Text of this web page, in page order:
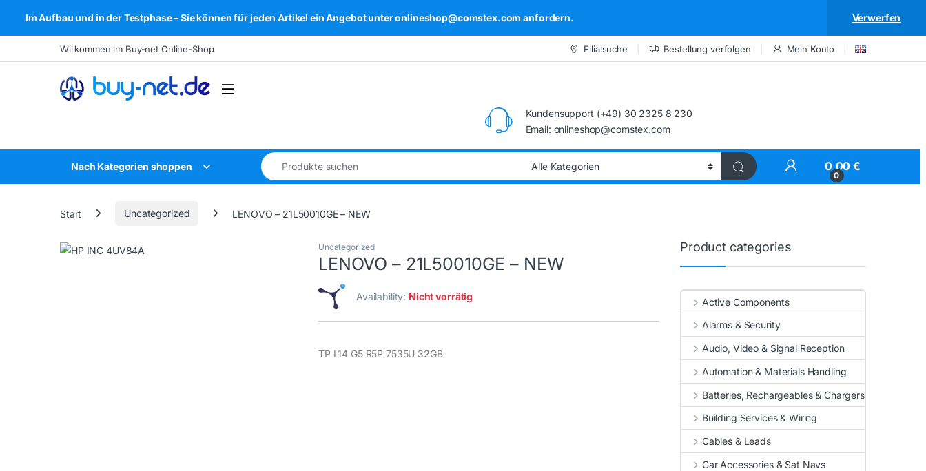
Im Aufbau und in der Testphase – Sie können für jeden Artikel ein Angebot unter onlineshop@comstex.com anfordern. Verwerfen
Skip to navigation
Skip to contentWillkommen im Buy-net Online-Shop Filialsuche Bestellung verfolgen Mein Konto
Open
Kundensupport (+49) 30 2325 8 230
Email: onlineshop@comstex.com
Nach Kategorien shoppen
Search for:
My Account
0
0,00€
Start Uncategorized LENOVO – 21L50010GE – NEW
Uncategorized
LENOVO – 21L50010GE – NEW
Availability: Nicht vorrätig
TP L14 G5 R5P 7535U 32GB
Product categories
Active Components
Alarms & Security
Audio, Video & Signal Reception
Automation & Materials Handling
Batteries, Rechargeables & Chargers
Building Services & Wiring
Cables & Leads
Car Accessories & Sat Navs